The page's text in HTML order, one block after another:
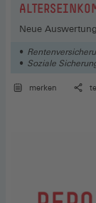
:
Neue
Soziale
merken